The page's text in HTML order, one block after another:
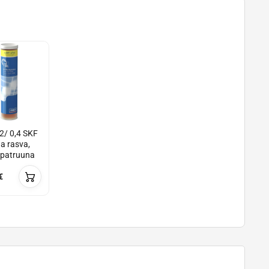
0,4 SKF
rasva,